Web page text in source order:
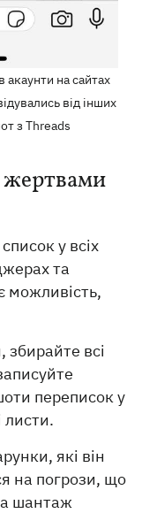
на сайтах
від інших
з Threads
у всіх
та
можливість,
всі
переписок у
листи.
які він
на погрози, що
шантаж